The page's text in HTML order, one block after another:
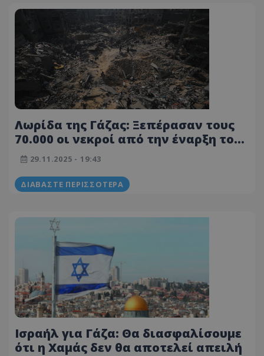
Λωρίδα της Γάζας: Ξεπέρασαν τους
70.000 οι νεκροί από την έναρξη του
πολέμου
29.11.2025 - 19:43
ΔΙΑΒΆΣΤΕ ΠΕΡΙΣΣΌΤΕΡΑ
Ισραήλ για Γάζα: Θα διασφαλίσουμε
ότι η Χαμάς δεν θα αποτελεί απειλή